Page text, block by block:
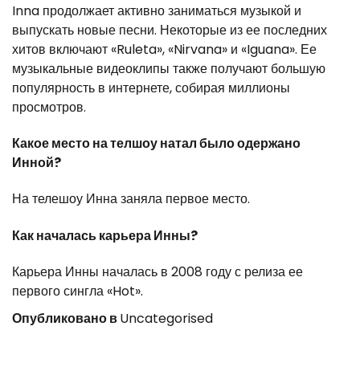
Inna продолжает активно заниматься музыкой и
выпускать новые песни. Некоторые из ее последних
хитов включают «Ruleta», «Nirvana» и «Iguana». Ее
музыкальные видеоклипы также получают большую
популярность в интернете, собирая миллионы
просмотров.
Какое место на телшоу натал было одержано
Инной?
На телешоу Инна заняла первое место.
Как началась карьера Инны?
Карьера Инны началась в 2008 году с релиза ее
первого сингла «Hot».
Опубликовано вUncategorised